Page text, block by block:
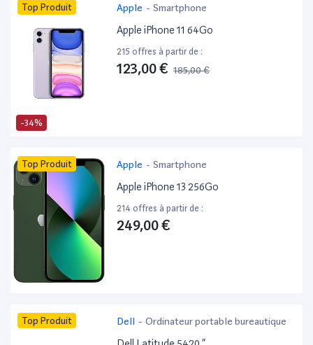
-34%
Top Produit Apple - Smartphone
Apple iPhone 11 64Go
215 offres à partir de :
123,00 € 185,00 €
Top Produit Apple - Smartphone
Apple iPhone 13 256Go
214 offres à partir de :
249,00 €
Top Produit Dell - Ordinateur portable bureautique